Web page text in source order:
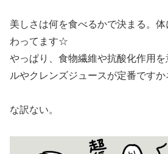
美しさは何を食べるかで決まる。
わってます☆
やっぱり、食物繊維や抗酸化作用
ルやクレンズジュースが定番です
な訳ない。